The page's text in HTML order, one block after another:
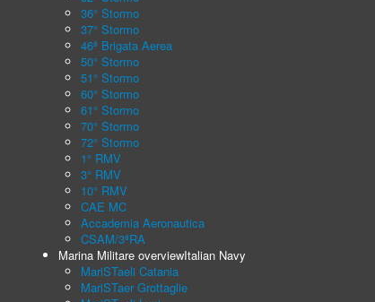
36° Stormo
37° Stormo
46ª Brigata Aerea
50° Stormo
51° Stormo
60° Stormo
61° Stormo
70° Stormo
72° Stormo
1° RMV
3° RMV
10° RMV
CAE MC
Accademia Aeronautica
CSAM/3ªRA
Marina Militare overviewItalian Navy
MariSTaeli Catania
MariSTaer Grottaglie